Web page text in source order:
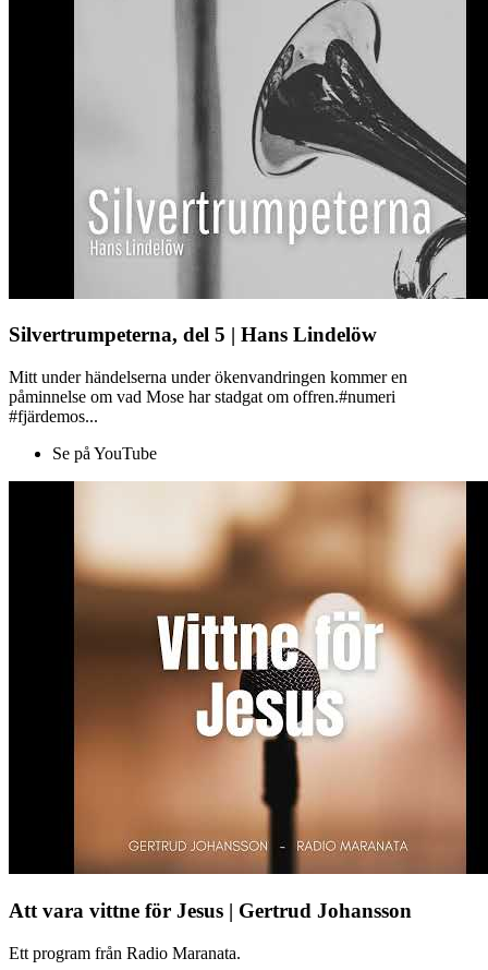
Silvertrumpeterna, del 5 | Hans Lindelöw
Mitt under händelserna under ökenvandringen kommer en
påminnelse om vad Mose har stadgat om offren.#numeri
#fjärdemos...
Se på YouTube
Att vara vittne för Jesus | Gertrud Johansson
Ett program från Radio Maranata.